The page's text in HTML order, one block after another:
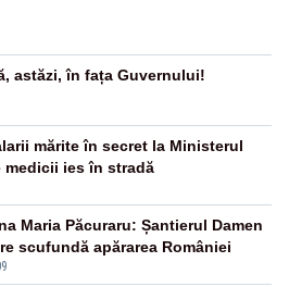
astăzi, în fața Guvernului!
mărite în secret la Ministerul
medicii ies în stradă
Maria Păcuraru: Șantierul Damen
scufundă apărarea României